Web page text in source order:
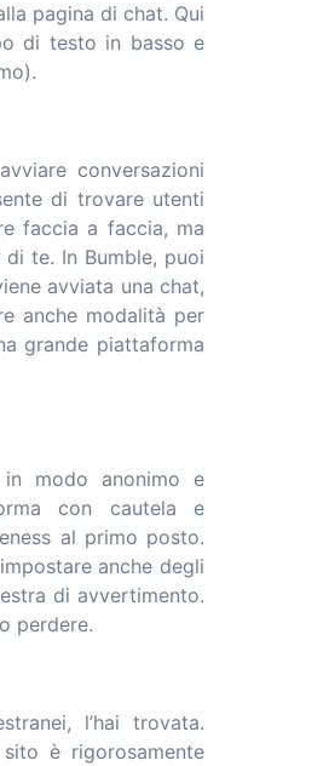
pagina di chat. Qui
di testo in basso e
conversazioni
di trovare utenti
faccia a faccia, ma
te. In Bumble, puoi
avviata una chat,
anche modalità per
grande piattaforma
modo anonimo e
con cautela e
al primo posto.
anche degli
di avvertimento.
perdere.
l’hai trovata.
è rigorosamente